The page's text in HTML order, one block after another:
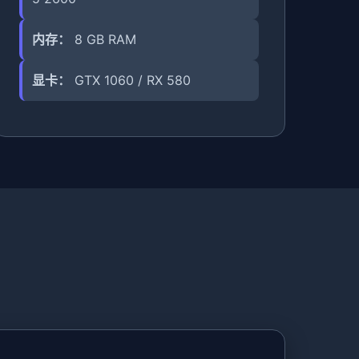
内存： 8 GB RAM
显卡： GTX 1060 / RX 580